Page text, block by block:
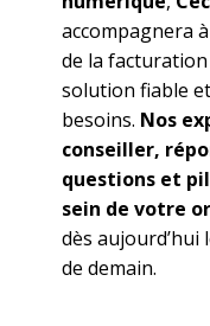
accompagnera
de la
solution fiable
besoins. Nos
conseiller,
questions et
sein de votre
dès
de demain.